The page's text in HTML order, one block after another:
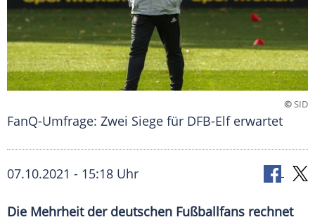
©SID
FanQ-Umfrage: Zwei Siege für DFB-Elf erwartet
07.10.2021 - 15:18 Uhr
Die Mehrheit der deutschen Fußballfans rechnet